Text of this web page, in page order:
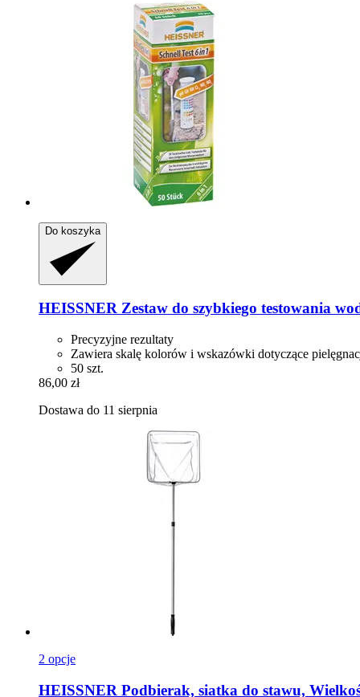
Do koszyka
HEISSNER Zestaw do szybkiego testowania
Precyzyjne rezultaty
Zawiera skalę kolorów i wskazówki dotyczące
50 szt.
86,00 zł
Dostawa do 11 sierpnia
2 opcje
HEISSNER Podbierak, siatka do stawu,